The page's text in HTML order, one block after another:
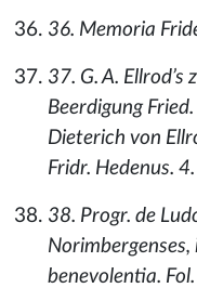
36. Memoria
37. G. A. Ellrod’s
Beerdigung
Dieterich von
Fridr. Hedenus.
38. Progr. de
benevolentia.